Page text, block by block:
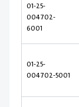
01-25-
004702-
6001
01-25-
004702-5001